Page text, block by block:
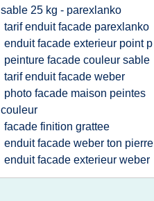
sable 25 kg - parexlanko
tarif enduit facade parexlanko
enduit facade exterieur point p
peinture facade couleur sable
tarif enduit facade weber
photo facade maison peintes
couleur
facade finition grattee
enduit facade weber ton pierre
enduit facade exterieur weber